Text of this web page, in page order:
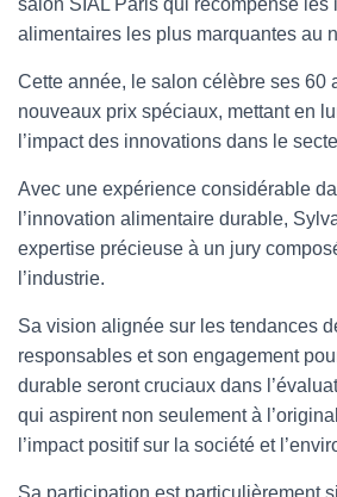
salon SIAL Paris qui récompense les
alimentaires les plus marquantes au
Cette année, le salon célèbre ses 60
nouveaux prix spéciaux, mettant en
l’impact des innovations dans le
Avec une expérience considérable
l’innovation alimentaire durable,
expertise précieuse à un jury
l’industrie.
Sa vision alignée sur les tendances
responsables et son engagement
durable seront cruciaux dans
qui aspirent non seulement à
l’impact positif sur la société et
Sa participation est particulièrement